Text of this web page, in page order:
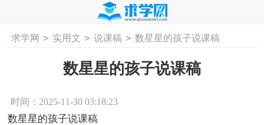
首页 工作计划 活动计划 学习计划
求学网 > 实用文 > 说课稿 > 数星星的孩子说课稿
数星星的孩子说课稿
时间：2025-11-30 03:18:23
数星星的孩子说课稿